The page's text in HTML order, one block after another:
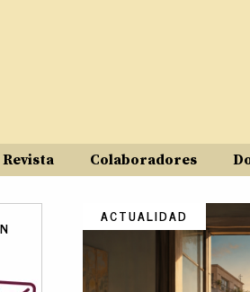
Revista Colaboradores
ACTUALIDAD